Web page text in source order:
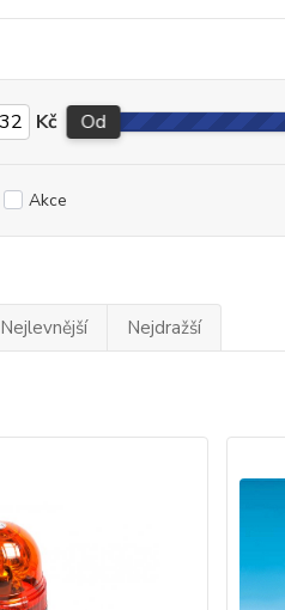
Kč Od
Akce
Nejlevnější Nejdražší